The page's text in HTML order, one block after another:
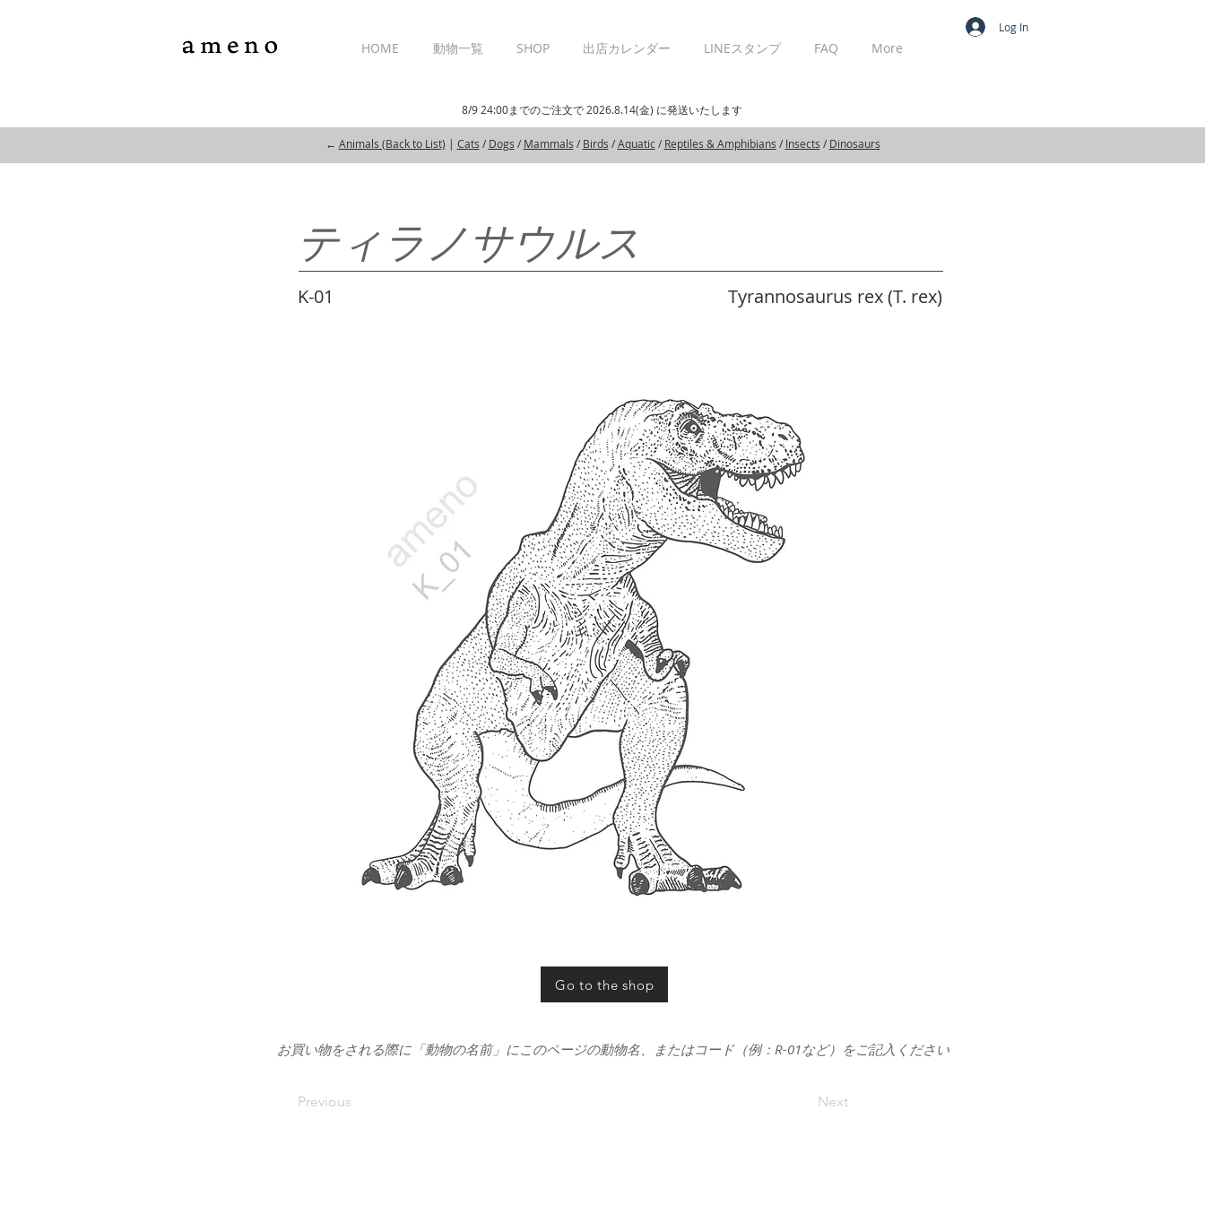
HOME 動物一覧 SHOP 出店カレンダー LINEスタンプ FAQ More
Log In
8/9 24:00までのご注文で 2026.8.14(金) に発送いたします
← Animals (Back to List) | Cats / Dogs / Mammals / Birds /Aquatic/ Reptiles & Amphibians / Insects / Dinosaurs
ティラノサウルス
Tyrannosaurus rex (T. rex)
K-01
Go to the shop
お買い物をされる際に「動物の名前」にこのページの動物名、またはコード（例：R-01など）をご記入ください
Previous Next